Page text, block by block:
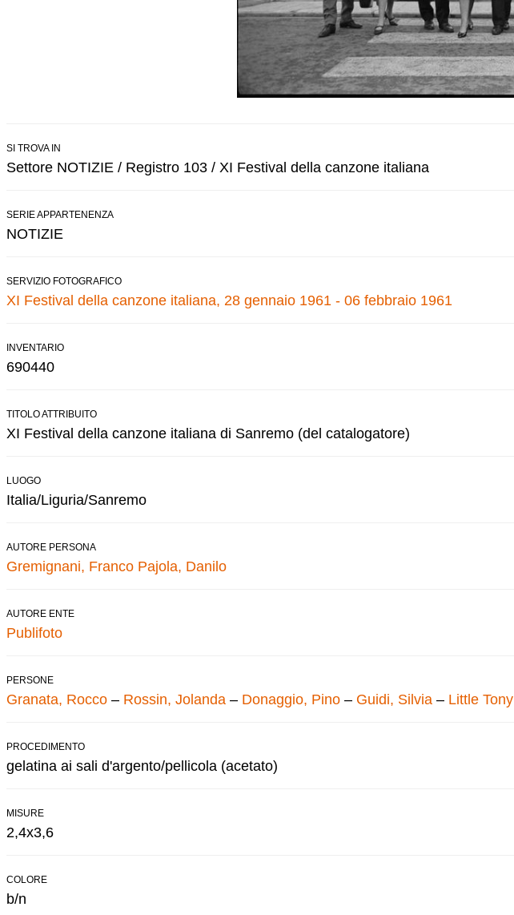
SI TROVA IN
Settore NOTIZIE / Registro 103 / XI Festival della canzone italiana
SERIE APPARTENENZA
NOTIZIE
SERVIZIO FOTOGRAFICO
XI Festival della canzone italiana, 28 gennaio 1961 - 06 febbraio 1961
INVENTARIO
690440
TITOLO ATTRIBUITO
XI Festival della canzone italiana di Sanremo (del catalogatore)
LUOGO
Italia/Liguria/Sanremo
AUTORE PERSONA
Gremignani, Franco Pajola, Danilo
AUTORE ENTE
Publifoto
PERSONE
Granata, Rocco – Rossin, Jolanda – Donaggio, Pino – Guidi, Silvia – Little Tony
PROCEDIMENTO
gelatina ai sali d'argento/pellicola (acetato)
MISURE
2,4x3,6
COLORE
b/n